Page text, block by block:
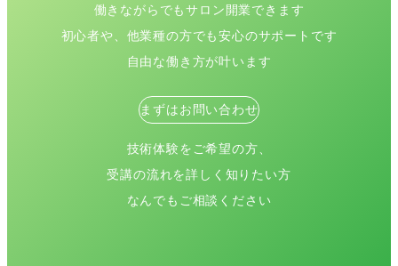
働きながらでもサロン開業できます
初心者や、他業種の方でも安心のサポートです
自由な働き方が叶います
まずはお問い合わせ
技術体験をご希望の方、
受講の流れを詳しく知りたい方
なんでもご相談ください